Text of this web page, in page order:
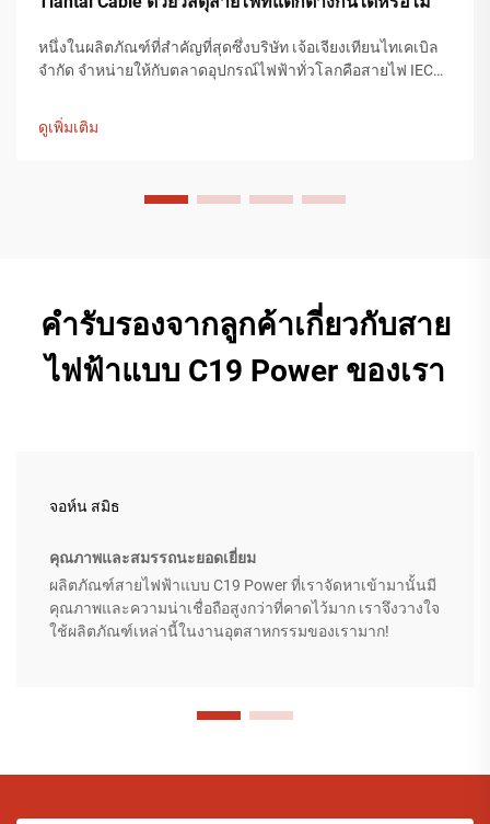
หนึ่งในผลิตภัณฑ์ที่สำคัญที่สุดซึ่งบริษัท เจ้อเจียงเทียนไทเคเบิล
จำกัด จำหน่ายให้กับตลาดอุปกรณ์ไฟฟ้าทั่วโลกคือสายไฟ IEC
กับอุปกรณ์ที่ใช้ในทุกอุตสาหกรรม รวมถึงการบริโภค...
ดูเพิ่มเติม
คำรับรองจากลูกค้าเกี่ยวกับสาย
ไฟฟ้าแบบ C19 Power ของเรา
จอห์น สมิธ
คุณภาพและสมรรถนะยอดเยี่ยม
ผลิตภัณฑ์สายไฟฟ้าแบบ C19 Power ที่เราจัดหาเข้ามานั้นมี
คุณภาพและความน่าเชื่อถือสูงกว่าที่คาดไว้มาก เราจึงวางใจ
ใช้ผลิตภัณฑ์เหล่านี้ในงานอุตสาหกรรมของเรามาก!